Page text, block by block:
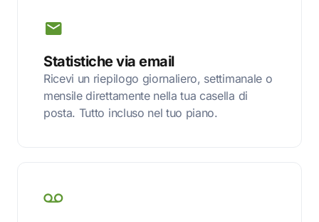
Statistiche via email
Ricevi un riepilogo giornaliero, settimanale o
mensile direttamente nella tua casella di
posta. Tutto incluso nel tuo piano.